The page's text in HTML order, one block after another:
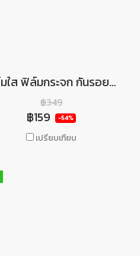
ฟิล์มใส ฟิล์มกระจก กันรอยเครื่อง PS Vita 2000 ยี่ห้อ Hori คุณภาพดี Screen Protector For PSVITA 2000
฿349
฿159 -54%
เปรียบเทียบ